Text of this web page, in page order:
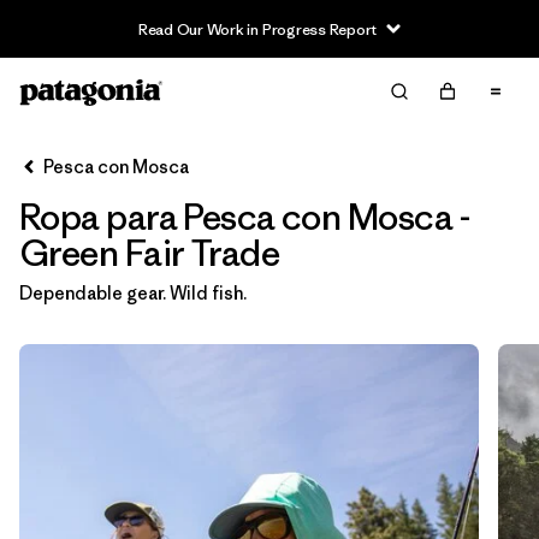
Read Our Work in Progress Report
Filter & Sort Limpiar Todos
Ordenar Por
Filtrar por
Category
Pesca con Mosca
Ropa para Pesca con Mosca -
Green Fair Trade
Dependable gear. Wild fish.